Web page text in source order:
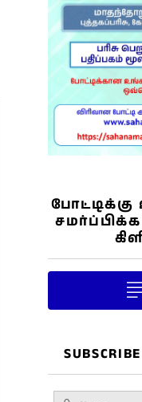
சமர்ப்பிக்க